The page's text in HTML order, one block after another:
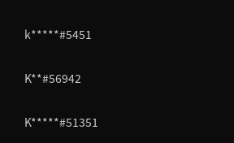
k*****#5451
K**#56942
K*****#51351